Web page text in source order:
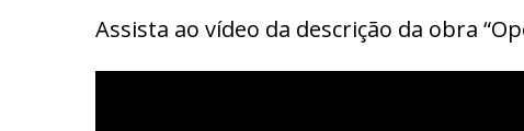
Assista ao vídeo da descrição da obra